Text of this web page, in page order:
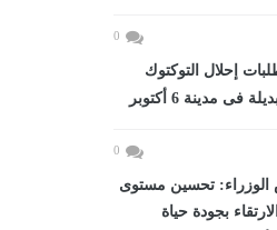
0
إحلال التوكتوك
فى مدينة 6 أكتوبر
0
الوزراء: تحسين مستوى
بجودة حياة